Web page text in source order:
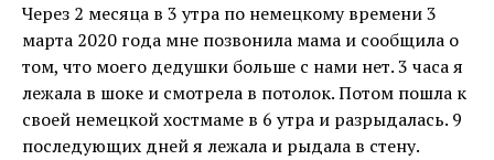
Через 2 месяца в 3 утра по немецкому времени 3
марта 2020 года мне позвонила мама и сообщила о
том, что моего дедушки больше с нами нет. 3 часа я
лежала в шоке и смотрела в потолок. Потом пошла к
своей немецкой хостмаме в 6 утра и разрыдалась. 9
последующих дней я лежала и рыдала в стену.